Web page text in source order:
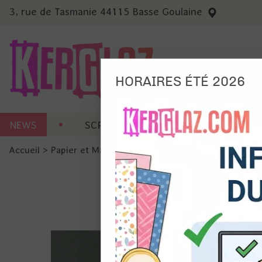
3, rue de Tasmanie 44115 Basse Goulaine
NEWS SCRAP CARTERIE MACHINES
Accueil > Papier et Matière Papier
Ils
et du
précises
Si vous
de la
HORAIRES ÉTÉ 2026